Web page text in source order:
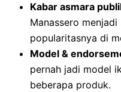
Kabar asmara
Manassero
popularitasnya di
Model &
pernah jadi model
beberapa produk.